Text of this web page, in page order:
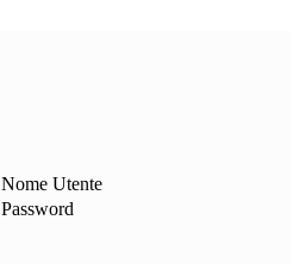
Nome Utente
Password